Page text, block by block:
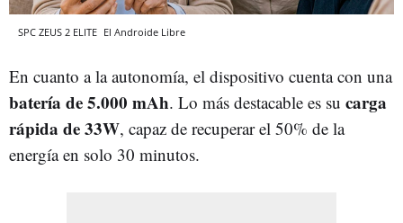
SPC ZEUS 2 ELITE El Androide Libre
En cuanto a la autonomía, el dispositivo cuenta con una
batería de 5.000 mAh. Lo más destacable es su carga
rápida de 33W, capaz de recuperar el 50% de la
energía en solo 30 minutos.